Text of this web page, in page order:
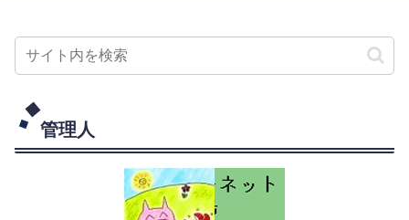
管理人